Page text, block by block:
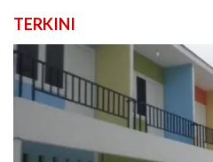
TERKINI